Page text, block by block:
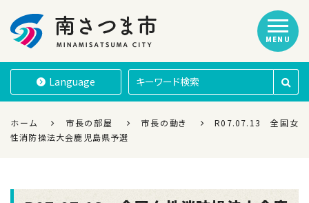
南さつま市
Language
MENU
ホーム 市長の部屋 市長の動き
R07.07.13 全国女
性消防操法大会鹿児島県予選